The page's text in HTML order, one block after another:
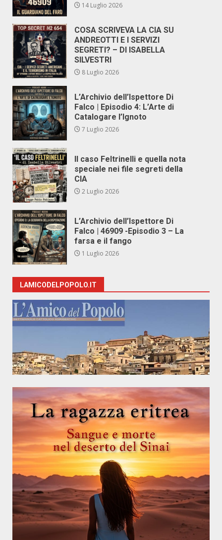
14 Luglio 2026
COSA SCRIVEVA LA CIA SU
ANDREOTTI E I SERVIZI
SEGRETI? – DI ISABELLA
SILVESTRI
8 Luglio 2026
L’Archivio dell’Ispettore Di
Falco | Episodio 4: L’Arte di
Catalogare l’Ignoto
7 Luglio 2026
Il caso Feltrinelli e quella nota
speciale nei file segreti della
CIA
2 Luglio 2026
L’Archivio dell’Ispettore Di
Falco | 46909 -Episodio 3 – La
farsa e il fango
1 Luglio 2026
LAMICODELPOPOLO.IT